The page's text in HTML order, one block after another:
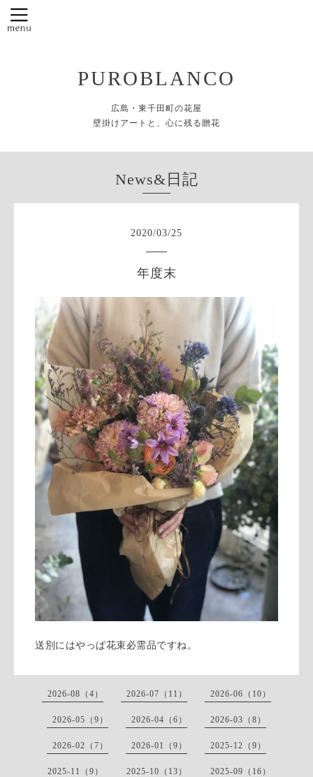
PUROBLANCO
広島・東千田町の花屋
壁掛けアートと、心に残る贈花
News&日記
2020/03/25
年度末
送別にはやっぱ花束必需品ですね。
2026-08（4） 2026-07（11） 2026-06（10）
2026-05（9） 2026-04（6） 2026-03（8）
2026-02（7） 2026-01（9） 2025-12（9）
2025-11（9） 2025-10（13） 2025-09（16）